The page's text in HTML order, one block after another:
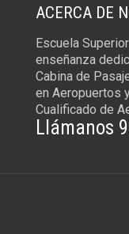
ACERCA DE
Escuela
enseñanza
Cabina de
en Aeropuertos
Cualificado de
Llámanos